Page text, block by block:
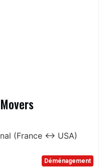
(France ↔ USA)
Déménagement